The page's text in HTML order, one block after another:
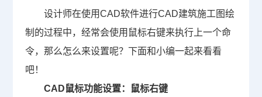
设计师在使用CAD软件进行CAD建筑施工图绘
制的过程中，经常会使用鼠标右键来执行上一个命
令，那么怎么来设置呢？下面和小编一起来看看
吧！
CAD鼠标功能设置：鼠标右键